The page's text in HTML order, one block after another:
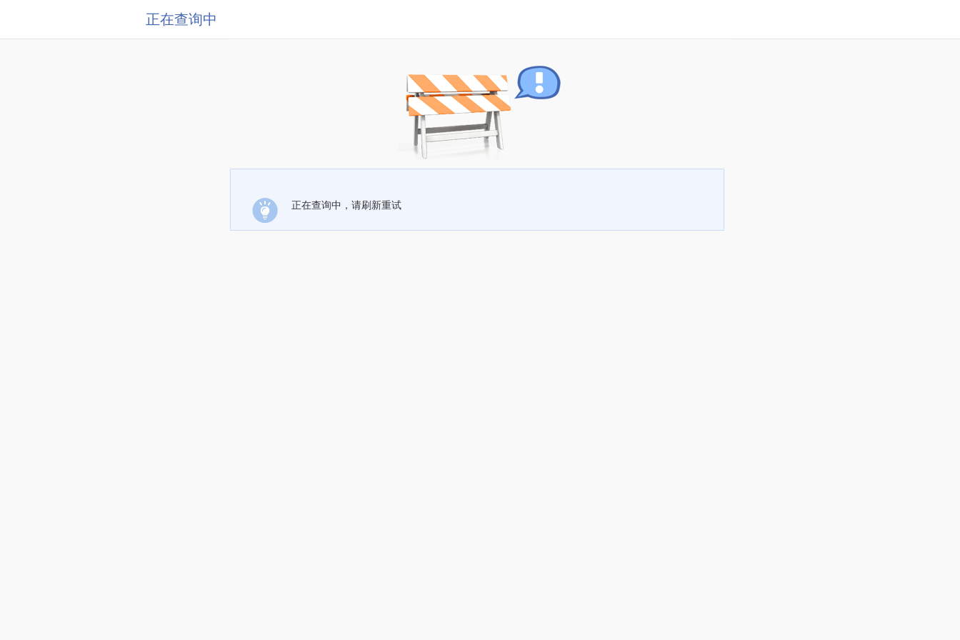
正在查询中
正在查询中，请刷新重试